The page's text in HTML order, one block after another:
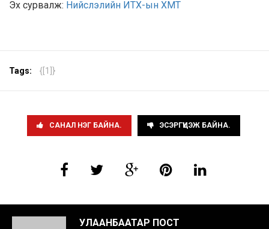
Эх сурвалж: Нийслэлийн ИТХ-ын ХМТ
Tags: {[1]}
САНАЛ НЭГ БАЙНА. ЭСЭРГҮҮЦЭЖ БАЙНА.
УЛААНБААТАР ПОСТ